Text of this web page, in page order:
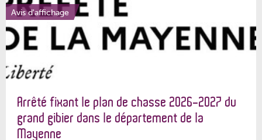
Avis d'affichage
Arrêté fixant le plan de chasse 2026-2027 du
grand gibier dans le département de la
Mayenne